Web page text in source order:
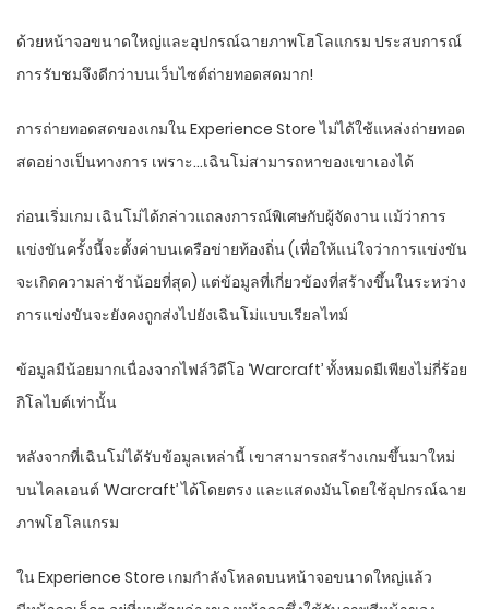
ด้วยหน้าจอขนาดใหญ่และอุปกรณ์ฉายภาพโฮโลแกรม ประสบการณ์
การรับชมจึงดีกว่าบนเว็บไซต์ถ่ายทอดสดมาก!
การถ่ายทอดสดของเกมใน Experience Store ไม่ได้ใช้แหล่งถ่ายทอด
สดอย่างเป็นทางการ เพราะ…เฉินโม่สามารถหาของเขาเองได้
ก่อนเริ่มเกม เฉินโม่ได้กล่าวแถลงการณ์พิเศษกับผู้จัดงาน แม้ว่าการ
แข่งขันครั้งนี้จะตั้งค่าบนเครือข่ายท้องถิ่น (เพื่อให้แน่ใจว่าการแข่งขัน
จะเกิดความล่าช้าน้อยที่สุด) แต่ข้อมูลที่เกี่ยวข้องที่สร้างขึ้นในระหว่าง
การแข่งขันจะยังคงถูกส่งไปยังเฉินโม่แบบเรียลไทม์
ข้อมูลมีน้อยมากเนื่องจากไฟล์วิดีโอ ‘Warcraft’ ทั้งหมดมีเพียงไม่กี่ร้อย
กิโลไบต์เท่านั้น
หลังจากที่เฉินโม่ได้รับข้อมูลเหล่านี้ เขาสามารถสร้างเกมขึ้นมาใหม่
บนไคลเอนต์ ‘Warcraft’ ได้โดยตรง และแสดงมันโดยใช้อุปกรณ์ฉาย
ภาพโฮโลแกรม
ใน Experience Store เกมกำลังโหลดบนหน้าจอขนาดใหญ่แล้ว